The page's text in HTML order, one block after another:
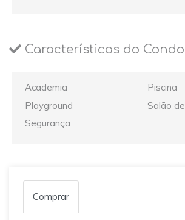
Características do
Academia
Piscina
Playground
Salão
Segurança
Comprar